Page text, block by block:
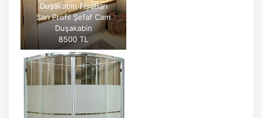
Duşakabin Fiyatları
Sarı Profil Şefaf Cam
Duşakabin
8500 TL